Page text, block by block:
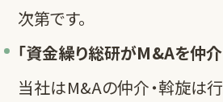
次第です。
「資金繰り総研がM&Aを仲介
当社はM&Aの仲介・斡旋は